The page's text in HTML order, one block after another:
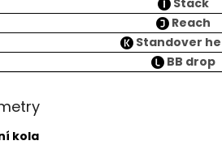
Reach
Standover
BB drop
kola